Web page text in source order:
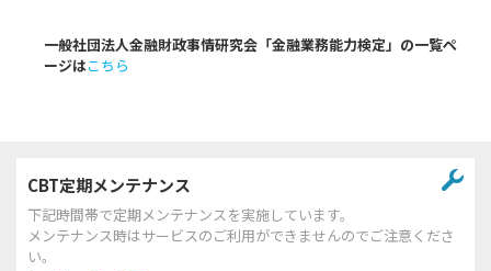
一般社団法人金融財政事情研究会「金融業務能力検定」の一覧ペ
ージはこちら
CBT定期メンテナンス
下記時間帯で定期メンテナンスを実施しています。
メンテナンス時はサービスのご利用ができませんのでご注意くださ
い。